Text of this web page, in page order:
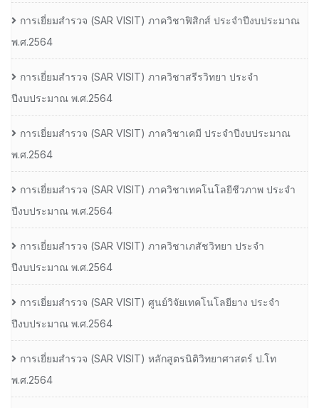
การเยี่ยมสํารวจ (SAR VISIT) ภาควิชาฟิสิกส์ ประจําปีงบประมาณ
พ.ศ.2564
การเยี่ยมสํารวจ (SAR VISIT) ภาควิชาสรีรวิทยา ประจํา
ปีงบประมาณ พ.ศ.2564
การเยี่ยมสํารวจ (SAR VISIT) ภาควิชาเคมี ประจําปีงบประมาณ
พ.ศ.2564
การเยี่ยมสํารวจ (SAR VISIT) ภาควิชาเทคโนโลยีชีวภาพ ประจํา
ปีงบประมาณ พ.ศ.2564
การเยี่ยมสํารวจ (SAR VISIT) ภาควิชาเภสัชวิทยา ประจํา
ปีงบประมาณ พ.ศ.2564
การเยี่ยมสํารวจ (SAR VISIT) ศูนย์วิจัยเทคโนโลยียาง ประจํา
ปีงบประมาณ พ.ศ.2564
การเยี่ยมสํารวจ (SAR VISIT) หลักสูตรนิติวิทยาศาสตร์ ป.โท
พ.ศ.2564